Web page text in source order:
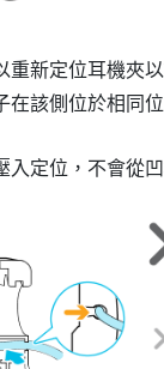
重新定位耳機夾
在該側位於相同位
入定位，不會從